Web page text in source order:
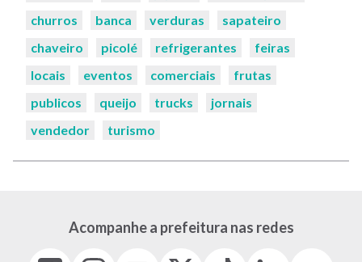
churros
banca verduras
sapateiro
chaveiro
picolé refrigerantes
feiras
locais
eventos comerciais
frutas
publicos
queijo trucks
jornais
vendedor
turismo
Acompanhe a prefeitura nas redes
FacebookInstagram
Tiktok
LinkedIn